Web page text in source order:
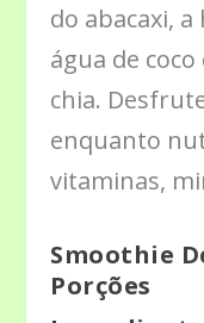
do abacaxi,
água de
chia.
enquanto
vitaminas,
Smoothie
Porções